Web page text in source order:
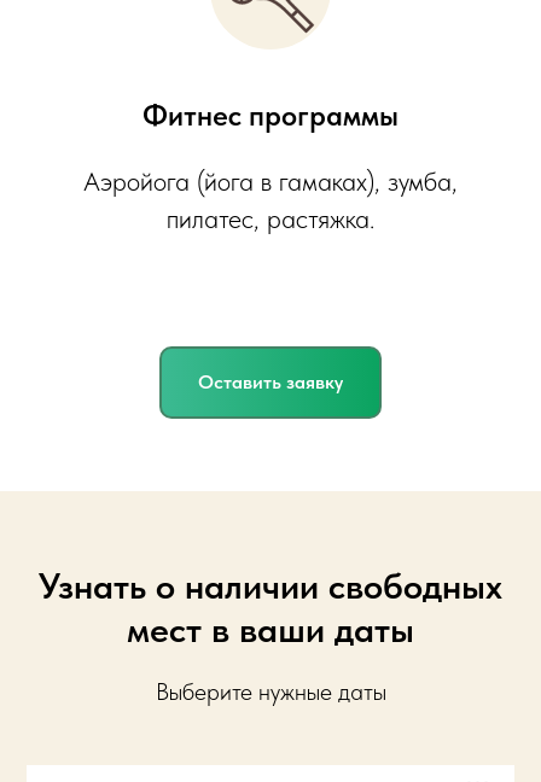
Фитнес программы
Аэройога (йога в гамаках), зумба,
пилатес, растяжка.
Оставить заявку
Узнать о наличии свободных
мест в ваши даты
Выберите нужные даты